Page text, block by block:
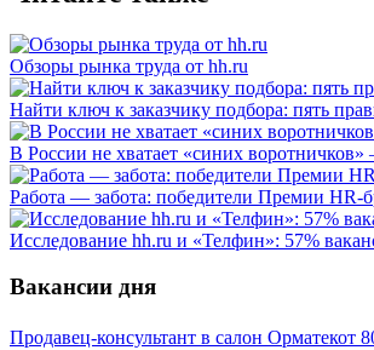
Обзоры рынка труда от hh.ru
Найти ключ к заказчику подбора: пять
В России не хватает «синих
Работа — забота: победители Премии HR-
Исследование hh.ru и «Телфин»: 57%
Вакансии дня
Продавец-консультант в салон Орматекот